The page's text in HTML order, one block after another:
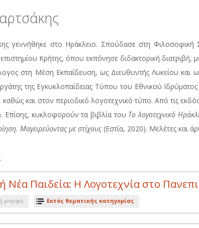
γεννήθηκε στο Ηράκλειο. Σπούδασε στη
Κρήτης, όπου εκπόνησε διδακτορική διατριβή,
στη Μέση Εκπαίδευση, ως Διευθυντής Λυκείου και
της Εγκυκλοπαίδειας Τύπου του Εθνικού
καθώς και στον περιοδικό λογοτεχνικό τύπο. Από τις
Επίσης, κυκλοφορούν τα βιβλία του Το λογοτεχνικό
Μαγειρεύοντας με στίχους(Εστία, 2020). Μελέτες και
Νέα Παιδεία: Η Λογοτεχνία στο
μορφή Εκτός θεματικής κατηγορίας